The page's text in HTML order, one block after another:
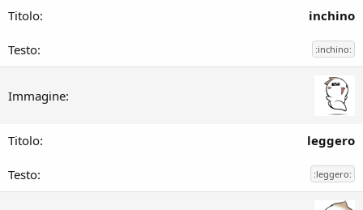
inchino
:inchino:
leggero
:leggero: